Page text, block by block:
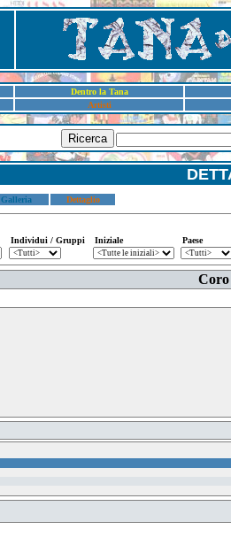
Dentro la Tana
Artisti
Ricerca
Galleria Dettaglio
Individui / Gruppi Iniziale Paese
Coro